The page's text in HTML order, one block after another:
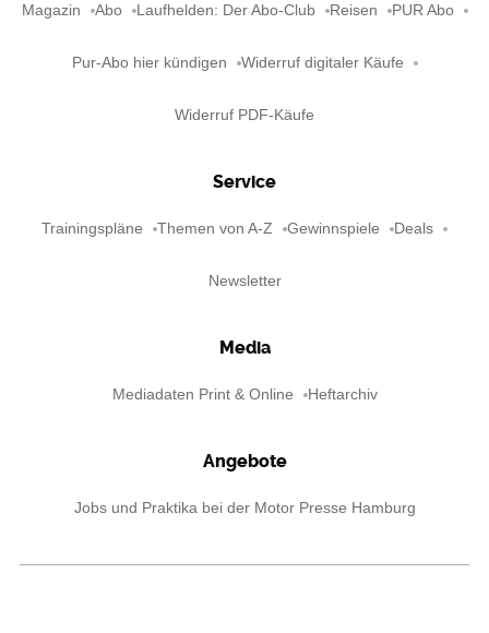
Magazin Abo Laufhelden: Der Abo-Club Reisen PUR Abo
Pur-Abo hier kündigen Widerruf digitaler Käufe
Widerruf PDF-Käufe
Service
Trainingspläne Themen von A-Z Gewinnspiele Deals
Newsletter
Media
Mediadaten Print & Online Heftarchiv
Angebote
Jobs und Praktika bei der Motor Presse Hamburg